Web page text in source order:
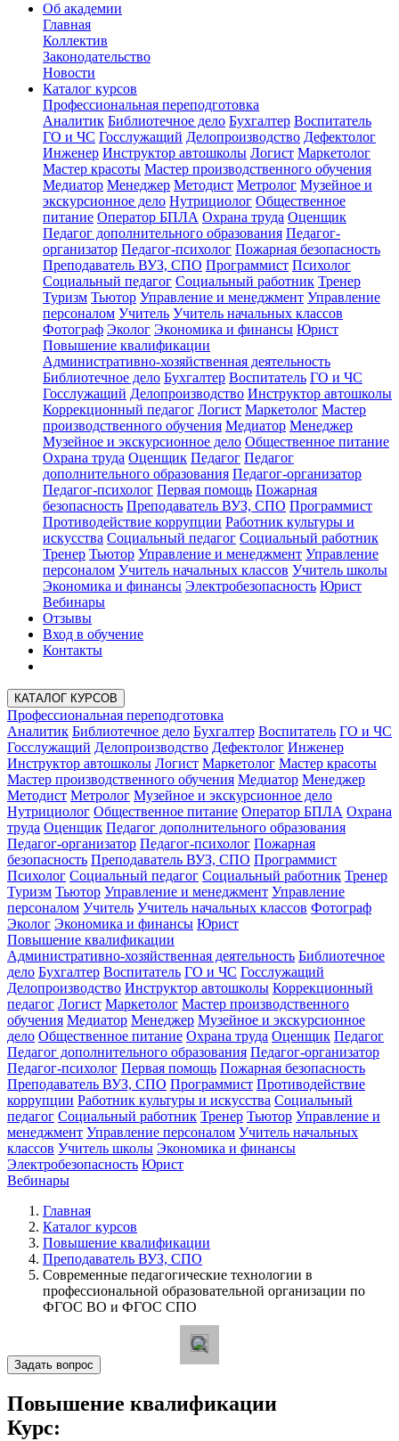
Об академии
Главная
Коллектив
Законодательство
Новости
Каталог курсов
Профессиональная переподготовка
Аналитик Библиотечное дело Бухгалтер Воспитатель
ГО и ЧС Госслужащий Делопроизводство Дефектолог
Инженер Инструктор автошколы Логист Маркетолог
Мастер красоты Мастер производственного обучения
Медиатор Менеджер Методист Метролог Музейное и
экскурсионное дело Нутрициолог Общественное
питание Оператор БПЛА Охрана труда Оценщик
Педагог дополнительного образования Педагог-
организатор Педагог-психолог Пожарная безопасность
Преподаватель ВУЗ, СПО Программист Психолог
Социальный педагог Социальный работник Тренер
Туризм Тьютор Управление и менеджмент Управление
персоналом Учитель Учитель начальных классов
Фотограф Эколог Экономика и финансы Юрист
Повышение квалификации
Административно-хозяйственная деятельность
Библиотечное дело Бухгалтер Воспитатель ГО и ЧС
Госслужащий Делопроизводство Инструктор автошколы
Коррекционный педагог Логист Маркетолог Мастер
производственного обучения Медиатор Менеджер
Музейное и экскурсионное дело Общественное питание
Охрана труда Оценщик Педагог Педагог
дополнительного образования Педагог-организатор
Педагог-психолог Первая помощь Пожарная
безопасность Преподаватель ВУЗ, СПО Программист
Противодействие коррупции Работник культуры и
искусства Социальный педагог Социальный работник
Тренер Тьютор Управление и менеджмент Управление
персоналом Учитель начальных классов Учитель школы
Экономика и финансы Электробезопасность Юрист
Вебинары
Отзывы
Вход в обучение
Контакты
КАТАЛОГ КУРСОВ
Профессиональная переподготовка
Аналитик Библиотечное дело Бухгалтер Воспитатель ГО и ЧС
Госслужащий Делопроизводство Дефектолог Инженер
Инструктор автошколы Логист Маркетолог Мастер красоты
Мастер производственного обучения Медиатор Менеджер
Методист Метролог Музейное и экскурсионное дело
Нутрициолог Общественное питание Оператор БПЛА Охрана
труда Оценщик Педагог дополнительного образования
Педагог-организатор Педагог-психолог Пожарная
безопасность Преподаватель ВУЗ, СПО Программист
Психолог Социальный педагог Социальный работник Тренер
Туризм Тьютор Управление и менеджмент Управление
персоналом Учитель Учитель начальных классов Фотограф
Эколог Экономика и финансы Юрист
Повышение квалификации
Административно-хозяйственная деятельность Библиотечное
дело Бухгалтер Воспитатель ГО и ЧС Госслужащий
Делопроизводство Инструктор автошколы Коррекционный
педагог Логист Маркетолог Мастер производственного
обучения Медиатор Менеджер Музейное и экскурсионное
дело Общественное питание Охрана труда Оценщик Педагог
Педагог дополнительного образования Педагог-организатор
Педагог-психолог Первая помощь Пожарная безопасность
Преподаватель ВУЗ, СПО Программист Противодействие
коррупции Работник культуры и искусства Социальный
педагог Социальный работник Тренер Тьютор Управление и
менеджмент Управление персоналом Учитель начальных
классов Учитель школы Экономика и финансы
Электробезопасность Юрист
Вебинары
Главная
Каталог курсов
Повышение квалификации
Преподаватель ВУЗ, СПО
Современные педагогические технологии в
профессиональной образовательной организации по
ФГОС ВО и ФГОС СПО
Задать вопрос
Повышение квалификации
Курс: